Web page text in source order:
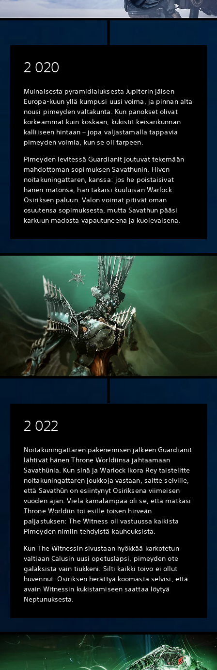
2 020
Muinaisesta pyramidialuksesta Jupiterin jäisen
Europa-kuun yllä kumpusi uusi voima, ja pinnan alta
nousi pimeyden valtakunta. Kun panokset olivat
korkeammat kuin koskaan, kukistit keisarikunnan
kalliiseen hintaan – jopa valjastamalla tappavia
pimeyden voimia, kun se oli tarpeen.
Pimeyden levitessä Guardianit joutuvat tekemään
mahdottoman sopimuksen Savathunin, Hiven
noitakuningattaren, kanssa: jos he poistaisivat
hänen matonsa, hän takaisi kuuluisan Warlock
Osiriksen paluun. Valon voimat pitivät oman
osuutensa sopimuksesta, mutta Savathun pääsi
karkuun madosta vapautuneena ja kuolevaisena.
2 022
Noitakuningattaren pakenemisen jälkeen Guardianit
lähtivät hänen Throne Worldiinsa jahtaamaan
Savathûnia. Kun sinä ja Warlock Ikora Rey taistelitte
noitakuningattaren joukkoja vastaan, saitte selville,
että Savathûn on esiintynyt Osiriksena viimeisen
vuoden ajan. Vielä kamalampaa oli se, että matkasi
Throne Worldiin toi esille toisen hirveän
paljastuksen: The Witness oli vastuussa kaikista
Pimeyden nimiin tehdyistä kauheuksista.
Kun The Witnessin sivustaan hyökkää karkotetun
valtiaan Calusin uusi opetuslapsi, pimeyden ote
galaksista vain tiukkeni. Silti kaikki toivo ei ollut
huvennut. Osiriksen herättyä koomasta selvisi, että
avain Witnessin kukistamiseen saattaa löytyä
Neptunuksesta.